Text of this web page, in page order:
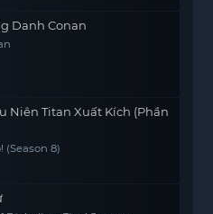
Danh Conan
Niên Titan Xuất Kích (Phần
(Season 8)